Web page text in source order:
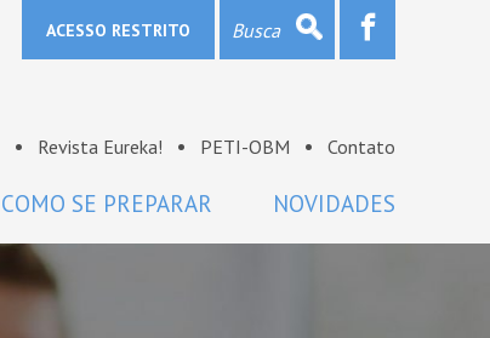
ACESSO RESTRITO
Revista Eureka! PETI-OBM Contato
COMO SE PREPARAR NOVIDADES